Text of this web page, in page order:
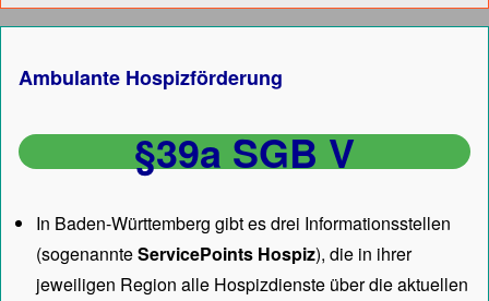
Ambulante Hospizförderung
§39a SGB V
In Baden-Württemberg gibt es drei Informationsstellen
(sogenannteServicePoints Hospiz), die in ihrer
jeweiligen Region alle Hospizdienste über die aktuellen